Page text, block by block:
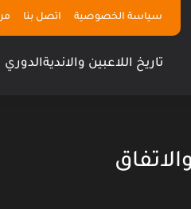
سياسة الخصوصية اتصل بنا
تاريخ اللاعبين والاندية